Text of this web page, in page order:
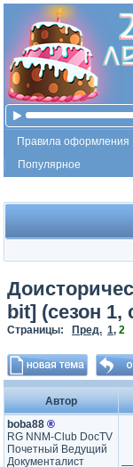
Правила оформления
Популярное
bit] (сезон 1,
Страницы: Пред. 1, 2
Автор
boba88 ®
RG NNM-Club DocTV
Почетный Ведущий
Документалист